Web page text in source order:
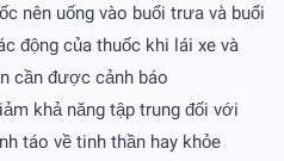
nên uống vào buổi trưa và buổi
động của thuốc khi lái xe và
cần được cảnh báo
khả năng tập trung đối với
táo về tinh thần hay khỏe